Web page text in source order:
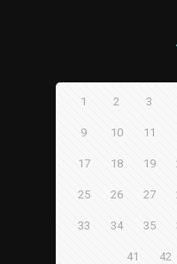
1 2 3
9 10 11
17 18 19
25 26 27
33 34 35
41 42